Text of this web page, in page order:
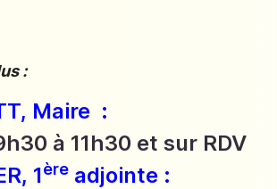
:
Maire :
à 11h30 et sur RDV
1ère adjointe :